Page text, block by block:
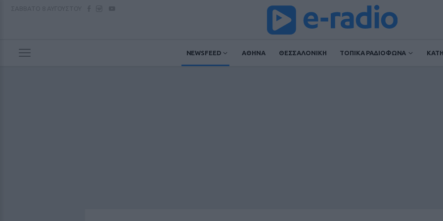
NEWSFEED ΑΘΗΝΑ ΘΕΣΣΑΛΟΝΙΚΗ ΤΟΠΙΚΑ ΡΑΔΙΟΦΩΝΑ